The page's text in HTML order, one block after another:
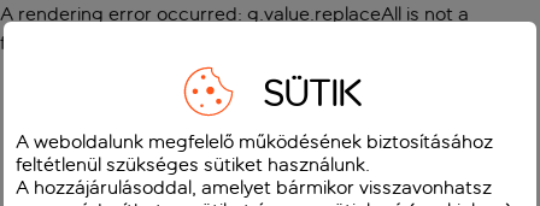
A rendering error occurred: g.value.replaceAll is not a
function
SÜTIK
A weboldalunk megfelelő működésének biztosításához
feltétlenül szükséges sütiket használunk.
A hozzájárulásoddal, amelyet bármikor visszavonhatsz